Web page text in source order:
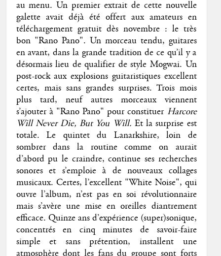
au menu. Un premier extrait de cette nouvelle
galette avait déjà été offert aux amateurs en
téléchargement gratuit dès novembre : le très
bon "Rano Pano". Un morceau tendu, guitares
en avant, dans la grande tradition de ce qu’il y a
désormais lieu de qualifier de style Mogwai. Un
post-rock aux explosions guitaristiques excellent
certes, mais sans grandes surprises. Trois mois
plus tard, neuf autres morceaux viennent
s’ajouter à "Rano Pano" pour constituer Harcore
Will Never Die, But You Will. Et la surprise est
totale. Le quintet du Lanarkshire, loin de
sombrer dans la routine comme on aurait
d’abord pu le craindre, continue ses recherches
sonores et s’emploie à de nouveaux collages
musicaux. Certes, l’excellent "White Noise", qui
ouvre l’album, n’est pas en soi révolutionnaire
mais s’avère une mise en oreilles diantrement
efficace. Quinze ans d’expérience (super)sonique,
concentrés en cinq minutes de savoir-faire
simple et sans prétention, installent une
atmosphère dont les fans du groupe sont forts